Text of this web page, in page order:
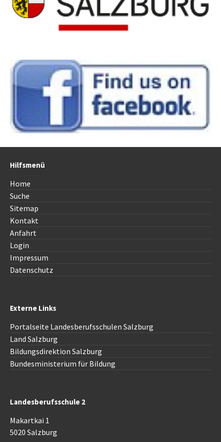
Hilfsmenü
Home
Suche
Sitemap
Kontakt
Anfahrt
Login
Impressum
Datenschutz
Externe Links
Portalseite Landesberufsschulen Salzburg
Land Salzburg
Bildungsdirektion Salzburg
Bundesministerium für Bildung
Landesberufsschule 2
Makartkai 1
5020 Salzburg